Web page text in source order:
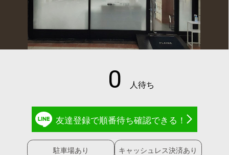
駐車場あり キャッシュレス決済あり
友達登録で順番待ち確認できる！